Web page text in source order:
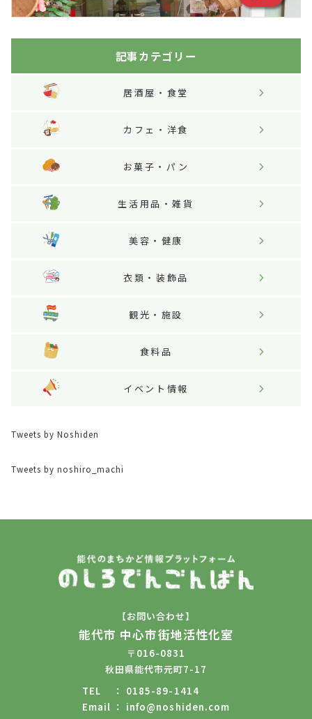
記事カテゴリー
居酒屋・食堂
カフェ・洋食
お菓子・パン
生活用品・雑貨
美容・健康
衣類・装飾品
観光・施設
食料品
イベント情報
Tweets by Noshiden
Tweets by noshiro_machi
【お問い合わせ】
能代市 中心市街地活性化室
〒016-0831
秋田県能代市元町7-17
TEL
0185-89-1414
Email
info@noshiden.com